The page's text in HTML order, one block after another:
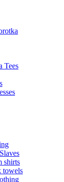
Tees
shirts
towels